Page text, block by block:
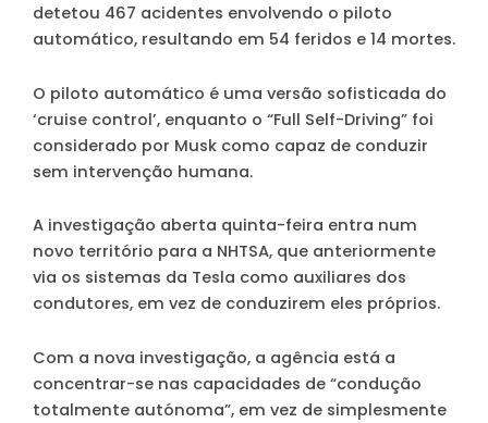
detetou 467 acidentes envolvendo o piloto
automático, resultando em 54 feridos e 14 mortes.
O piloto automático é uma versão sofisticada do
‘cruise control’, enquanto o “Full Self-Driving” foi
considerado por Musk como capaz de conduzir
sem intervenção humana.
A investigação aberta quinta-feira entra num
novo território para a NHTSA, que anteriormente
via os sistemas da Tesla como auxiliares dos
condutores, em vez de conduzirem eles próprios.
Com a nova investigação, a agência está a
concentrar-se nas capacidades de “condução
totalmente autónoma”, em vez de simplesmente